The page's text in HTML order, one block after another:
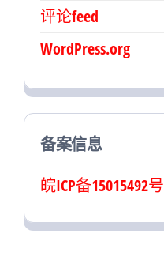
评论feed
WordPress.org
备案信息
皖ICP备15015492号